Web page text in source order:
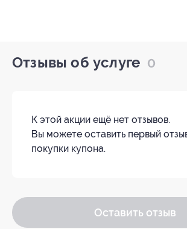
Отзывы об услуге 0
К этой акции ещё нет отзывов.
Вы можете оставить первый
покупки купона.
Оставить отзыв